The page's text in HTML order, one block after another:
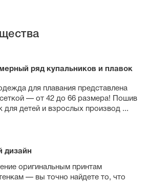
ряд купальников и плавок
для плавания представлена
— от 42 до 66 размера! Пошив
для детей и взрослых производ ...
дизайн
оригинальным принтам
— вы точно найдете то, что